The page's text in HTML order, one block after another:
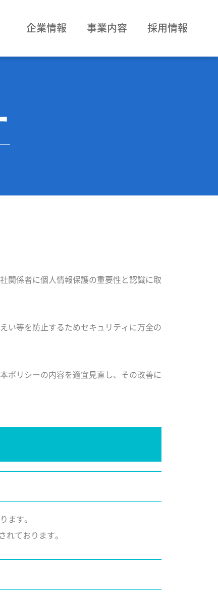
企業情報 事業内容 採用情報
関係者に個人情報保護の重要性と認識に取
い等を防止するためセキュリティに万全の
ポリシーの内容を適宜見直し、その改善に
ます。
ております。